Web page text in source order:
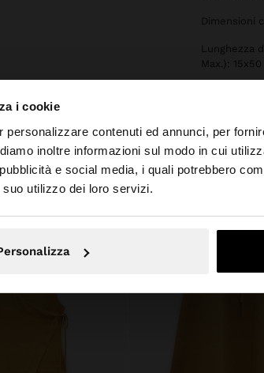
i cookie
personalizzare contenuti ed annunci, per
inoltre informazioni sul modo in cui
e social media, i quali potrebbero
utilizzo dei loro servizi.
al sito da Svizzera. Vuoi navigare sul
No, resta in
Dimensioni
Lunghezza
Max.): 15x50